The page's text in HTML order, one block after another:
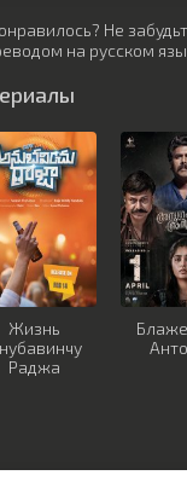
Не
на русском
Жизнь
Раджа